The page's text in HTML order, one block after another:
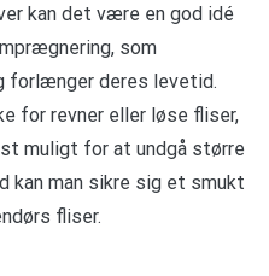
kan det være en god idé
som
forlænger deres levetid.
for revner eller løse fliser,
muligt for at undgå større
kan man sikre sig et smukt
fliser.